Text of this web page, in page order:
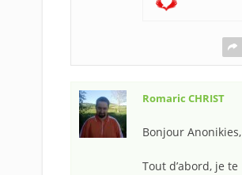
Romaric CHRIST
Bonjour Anonikies,
Tout d’abord, je te